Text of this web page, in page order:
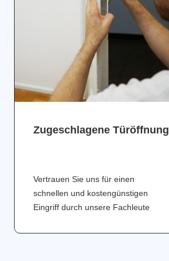
Zugeschlagene Türöffnung
Vertrauen Sie uns für einen
schnellen und kostengünstigen
Eingriff durch unsere Fachleute